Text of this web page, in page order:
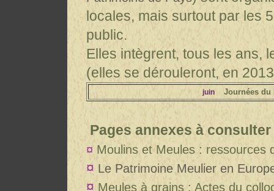
locales, mais surtout par les
public.
Elles intègrent, tous les ans,
(elles se dérouleront, en
juin Journées du
Pages annexes à
¤ Moulins et Meules : ressources
¤ Le Patrimoine Meulier en
¤ Meules à grains : Actes du